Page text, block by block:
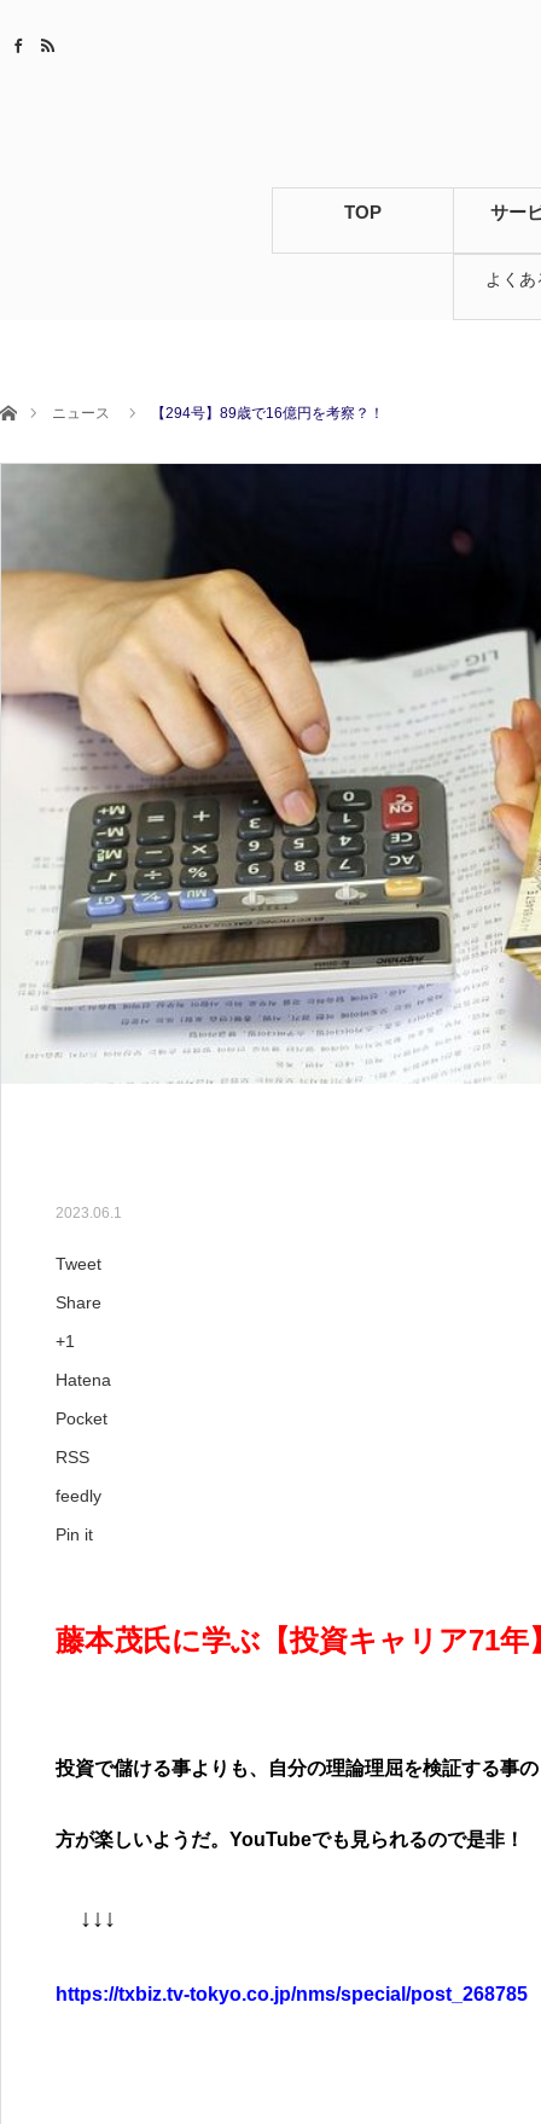
TOP サー
よく
ホームニュース 【294号】89歳で16億円を考察？！
2023.06.1
Tweet
Share
+1
Hatena
Pocket
RSS
feedly
Pin it
藤本茂氏に学ぶ【投資キャリア71年
投資で儲ける事よりも、自分の理論理屈を検証する事の
方が楽しいようだ。 YouTubeでも見られるので是非！
↓↓↓
https://txbiz.tv-tokyo.co.jp/nms/special/post_268785